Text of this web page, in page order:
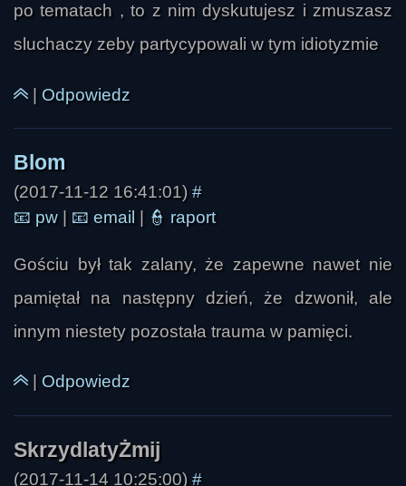
po tematach , to z nim dyskutujesz i zmuszasz
sluchaczy zeby partycypowali w tym idiotyzmie
| Odpowiedz
(2017-11-12 16:41:01) #
📧 pw 📧 email 👮 raport
Gościu był tak zalany, że zapewne nawet nie
pamiętał na następny dzień, że dzwonił, ale
innym niestety pozostała trauma w pamięci.
Odpowiedz
(2017-11-14 10:25:00) #